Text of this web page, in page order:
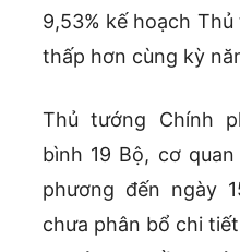
9,53% kế hoạch
thấp hơn cùng kỳ
Thủ tướng Chính
bình 19 Bộ, cơ
phương đến ngày
chưa phân bổ chi